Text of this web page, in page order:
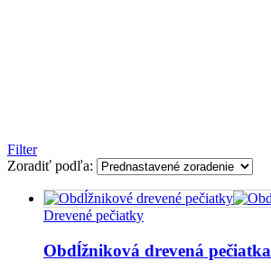
Filter
Zoradiť podľa:
Drevené pečiatky
Obdĺžniková drevená pečiatka